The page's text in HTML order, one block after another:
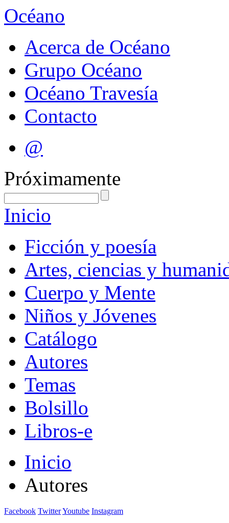
Océano
Acerca de Océano
Grupo Océano
Océano Travesía
Contacto
@
Próximamente
Inicio
Ficción y poesía
Artes, ciencias y
Cuerpo y Mente
Niños y Jóvenes
Catálogo
Autores
Temas
Bolsillo
Libros-e
Inicio
Autores
Facebook TwitterYoutube Instagram